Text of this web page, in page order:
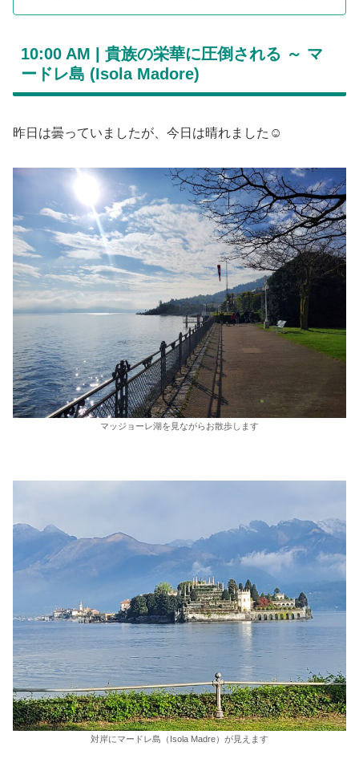
10:00 AM | 貴族の栄華に圧倒される ～ マ
ードレ島 (Isola Madore)
昨日は曇っていましたが、今日は晴れました☺
マッジョーレ湖を見ながらお散歩します
対岸にマードレ島（Isola Madre）が見えます